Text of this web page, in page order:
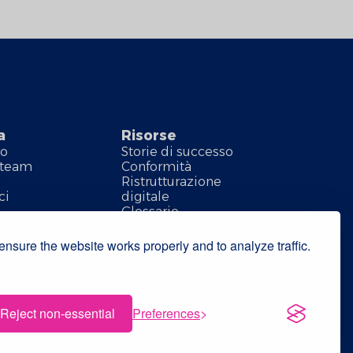
the website works properly and to analyze traffic.
Reject non-essential Preferences
Risorse
Storie di successo
Conformità
Ristrutturazione
digitale
Glossario